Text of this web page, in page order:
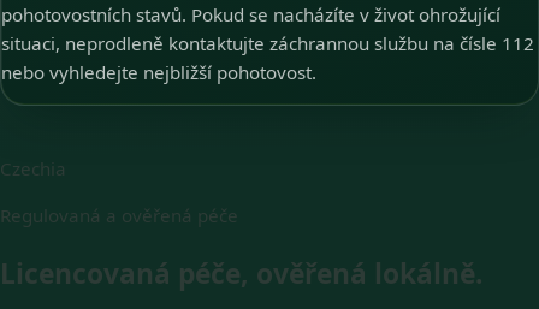
pohotovostních stavů. Pokud se nacházíte v život ohrožující
situaci, neprodleně kontaktujte záchrannou službu na čísle 112
nebo vyhledejte nejbližší pohotovost.
Czechia
Regulovaná a ověřená péče
Licencovaná péče, ověřená lokálně.